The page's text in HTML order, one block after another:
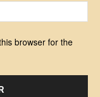
browser for the